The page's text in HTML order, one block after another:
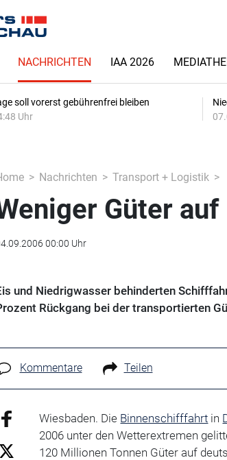
NACHRICHTEN IAA 2026
soll vorerst gebührenfrei bleiben
Uhr
Nachrichten Transport + Logistik
Güter
00:00 Uhr
und Niedrigwasser behinderten
Rückgang bei der transportierten
Kommentare Teilen
Wiesbaden. Die Binnenschifffahrt in
2006 unter den Wetterextremen
120 Millionen Tonnen Güter auf